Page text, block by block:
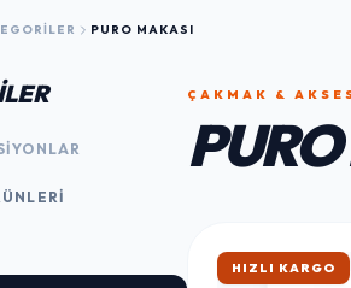
PURO MAKASI
ÇAKMAK &
ÇOK SATAN